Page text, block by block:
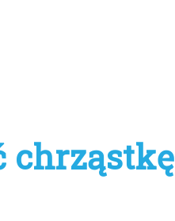
chrząstkę